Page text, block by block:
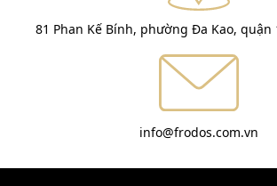
81 Phan Kế Bính, phường Đa Kao, quận
info@frodos.com.vn